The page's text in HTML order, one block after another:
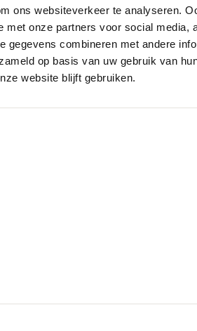
ons websiteverkeer te analyseren.
met onze partners voor social media,
gegevens combineren met andere
op basis van uw gebruik van
website blijft gebruiken.